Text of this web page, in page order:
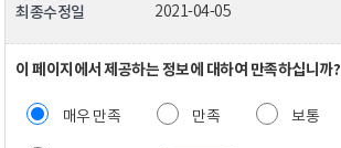
최종수정일 2021-04-05
이 페이지에서 제공하는 정보에 대하여 만족하십니까?
매우 만족 만족 보통